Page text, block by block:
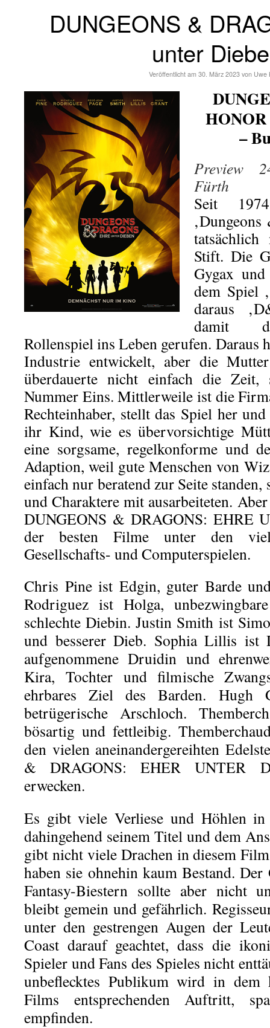
DUNGEONS &
unter
Veröffentlicht am 30. März 2023 von Uwe
–
Preview
Fürth
Seit
Stift. Die
Gygax
dem Spiel
daraus
damit
Rollenspiel ins Leben gerufen. Daraus
Industrie entwickelt, aber die Mutter
überdauerte nicht einfach die Zeit,
Nummer Eins. Mittlerweile ist die
Rechteinhaber, stellt das Spiel her
ihr Kind, wie es übervorsichtige
eine sorgsame, regelkonforme und
Adaption, weil gute Menschen von
einfach nur beratend zur Seite standen,
und Charaktere mit ausarbeiteten.
DUNGEONS & DRAGONS: EHRE
der besten Filme unter den
Gesellschafts- und Computerspielen.
Chris Pine ist Edgin, guter Barde
Rodriguez ist Holga,
schlechte Diebin. Justin Smith ist
und besserer Dieb. Sophia Lillis ist
aufgenommene Druidin und
Kira, Tochter und filmische
ehrbares Ziel des Barden. Hugh
betrügerische Arschloch.
bösartig und fettleibig.
den vielen aneinandergereihten
& DRAGONS: EHER UNTER
erwecken.
Es gibt viele Verliese und Höhlen
dahingehend seinem Titel und dem
gibt nicht viele Drachen in diesem
haben sie ohnehin kaum Bestand.
Fantasy-Biestern sollte aber nicht
bleibt gemein und gefährlich.
unter den gestrengen Augen der
Coast darauf geachtet, dass die
Spieler und Fans des Spieles nicht
unbeflecktes Publikum wird in dem
Films entsprechenden Auftritt,
empfinden.